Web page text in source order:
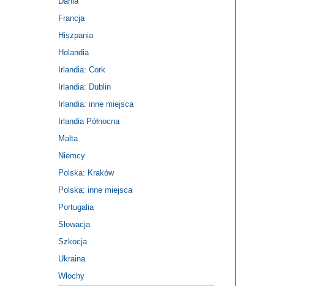
Francja
Hiszpania
Holandia
Irlandia: Cork
Irlandia: Dublin
Irlandia: inne miejsca
Irlandia Północna
Malta
Niemcy
Polska: Kraków
Polska: inne miejsca
Portugalia
Słowacja
Szkocja
Ukraina
Włochy